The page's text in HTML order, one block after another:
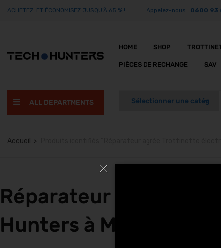
ACHETEZ ET ÉCONOMISEZ JUSQU’À 65 % ! Appelez-nous : 0600 93
HOME SHOP
PIÈCES DE RECHANGE SAV
ALL DEPARTMENTS
Accueil
Réparateur agrée
Hunters à Marrakech